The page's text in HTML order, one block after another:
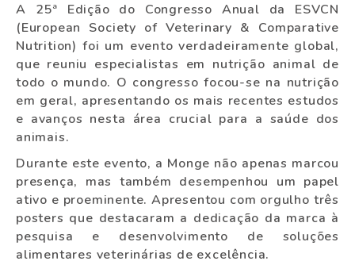
A 25ª Edição do Congresso Anual da ESVCN
(European Society of Veterinary & Comparative
Nutrition) foi um evento verdadeiramente global,
que reuniu especialistas em nutrição animal de
todo o mundo. O congresso focou-se na nutrição
em geral, apresentando os mais recentes estudos
e avanços nesta área crucial para a saúde dos
animais.
Durante este evento, a Monge não apenas marcou
presença, mas também desempenhou um papel
ativo e proeminente. Apresentou com orgulho três
posters que destacaram a dedicação da marca à
pesquisa e desenvolvimento de soluções
alimentares veterinárias de excelência.